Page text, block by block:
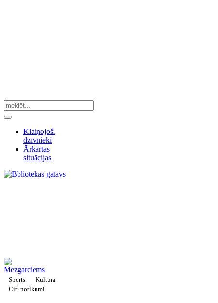
Klaiņojoši
dzīvnieki
Ārkārtas
situācijas
Sports
Kultūra
Citi notikumi